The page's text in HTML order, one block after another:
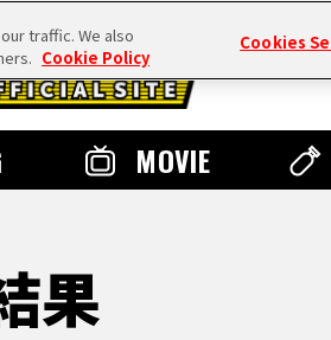
MOVIE
果
traffic. We also
Cookie Policy
Cookies